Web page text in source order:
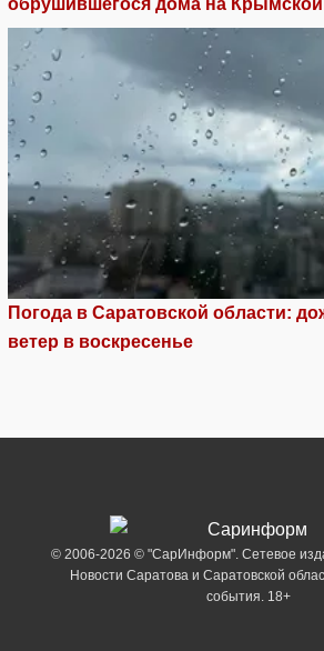
Погода в Саратовской области:
ветер в воскресенье
© 2006-2026 © "СарИнформ". Сетевое
Новости Саратова и Саратовской
события. 18+